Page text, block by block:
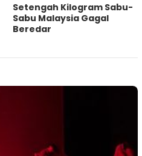
Setengah Kilogram Sabu-
Sabu Malaysia Gagal
Beredar